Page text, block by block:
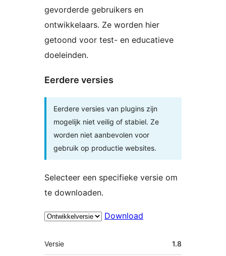
gevorderde gebruikers en
ontwikkelaars. Ze worden hier
getoond voor test- en educatieve
doeleinden.
Eerdere versies
Eerdere versies van plugins zijn
mogelijk niet veilig of stabiel. Ze
worden niet aanbevolen voor
gebruik op productie websites.
Selecteer een specifieke versie om
te downloaden.
Download
Meta
Versie 1.8